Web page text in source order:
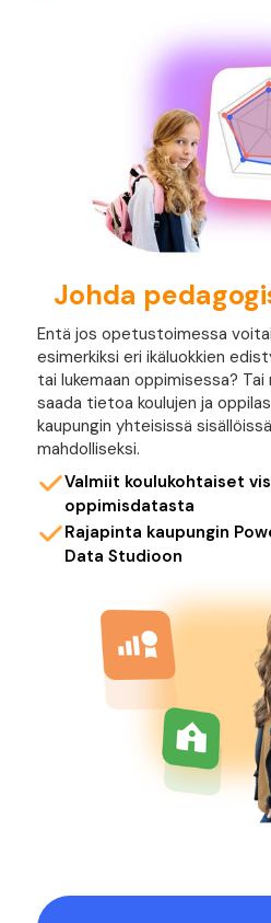
Johda
Entä jos opetustoimessa
esimerkiksi eri ikäluokkien
tai lukemaan oppimisessa?
saada tietoa koulujen ja
kaupungin yhteisissä
mahdolliseksi.
Valmiit koulukohtaiset
oppimisdatasta
Rajapinta kaupungin
Data Studioon